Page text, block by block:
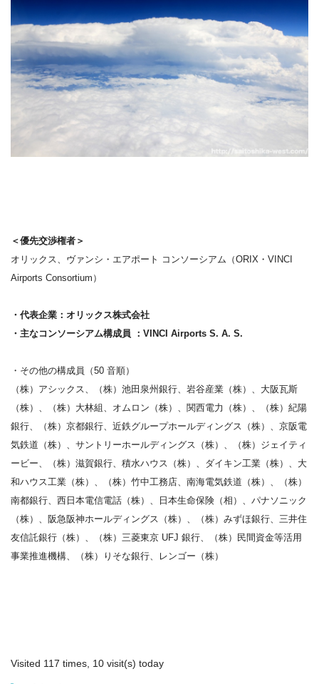
＜優先交渉権者＞
オリックス、ヴァンシ・エアポート コンソーシアム（ORIX・VINCI
Airports Consortium）
・代表企業：オリックス株式会社
・主なコンソーシアム構成員 ：VINCI Airports S. A. S.
・その他の構成員（50 音順）
（株）アシックス、（株）池田泉州銀行、岩谷産業（株）、大阪瓦斯
（株）、（株）大林組、オムロン（株）、関西電力（株）、（株）紀陽
銀行、（株）京都銀行、近鉄グループホールディングス（株）、京阪電
気鉄道（株）、サントリーホールディングス（株）、（株）ジェイティ
ービー、（株）滋賀銀行、積水ハウス（株）、ダイキン工業（株）、大
和ハウス工業（株）、（株）竹中工務店、南海電気鉄道（株）、（株）
南都銀行、西日本電信電話（株）、日本生命保険（相）、パナソニック
（株）、阪急阪神ホールディングス（株）、（株）みずほ銀行、三井住
友信託銀行（株）、（株）三菱東京 UFJ 銀行、（株）民間資金等活用
事業推進機構、（株）りそな銀行、レンゴー（株）
Visited 117 times, 10 visit(s) today